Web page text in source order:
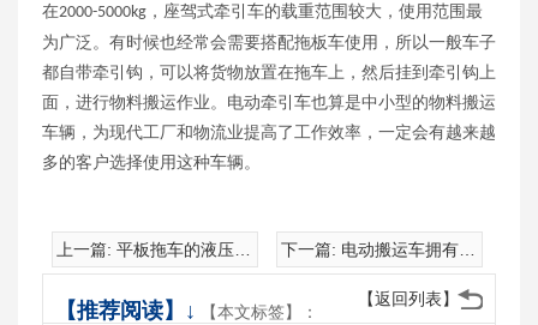
在2000-5000kg ，座驾式牵引车的载重范围较大，使用范围最
为广泛。有时候也经常会需要搭配拖板车使用，所以一般车子
都自带牵引钩，可以将货物放置在拖车上，然后挂到牵引钩上
面，进行物料搬运作业。电动牵引车也算是中小型的物料搬运
车辆，为现代工厂和物流业提高了工作效率，一定会有越来越
多的客户选择使用这种车辆。
上一篇:平板拖车的液压系统如何保养？ 下一篇: 电动搬运车拥有那些优点
【返回列表】
【推荐阅读】↓ 【本文标签】：